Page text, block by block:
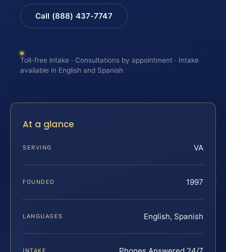
Call (888) 437-7747
Toll-free intake · Consultations by appointment · Intake
available in English and Spanish
At a glance
SERVING VA
FOUNDED 1997
LANGUAGES English, Spanish